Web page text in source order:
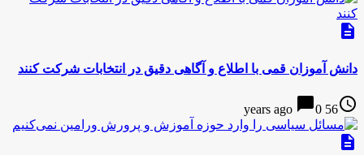
description
دانش آموزان قمی با اطلاع و آگاهی دقیق در انتخابات شرکت کنند
access_time
56 years ago
chat_bubble0
description